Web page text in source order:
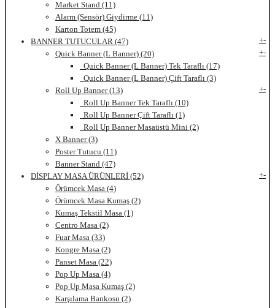
Market Stand (11)
Alarm (Sensör) Giydirme (11)
Karton Totem (45)
BANNER TUTUCULAR (47)
+-
Quick Banner (L Banner) (20)
+-
Quick Banner (L Banner) Tek Taraflı (17)
Quick Banner (L Banner) Çift Taraflı (3)
Roll Up Banner (13)
+-
Roll Up Banner Tek Taraflı (10)
Roll Up Banner Çift Taraflı (1)
Roll Up Banner Masaüstü Mini (2)
X Banner (3)
Poster Tutucu (11)
Banner Stand (47)
DİSPLAY MASA ÜRÜNLERİ (52)
+-
Örümcek Masa (4)
Örümcek Masa Kumaş (2)
Kumaş Tekstil Masa (1)
Centro Masa (2)
Fuar Masa (33)
Kongre Masa (2)
Panset Masa (22)
Pop Up Masa (4)
Pop Up Masa Kumaş (2)
Karşılama Bankosu (2)